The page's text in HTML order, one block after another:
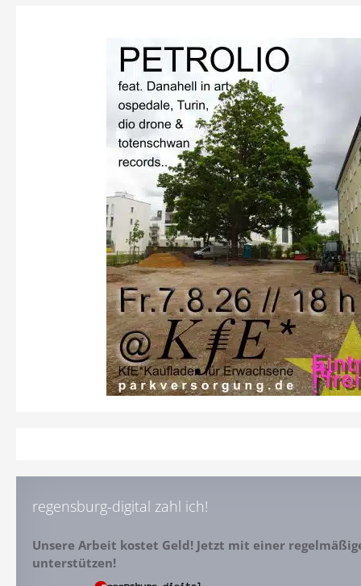
regensburg-digital zahl ich!
Unsere Arbeit kostet Geld! Jetzt mit einer
unterstützen!